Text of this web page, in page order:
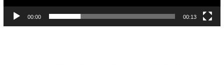
00:00 00:13